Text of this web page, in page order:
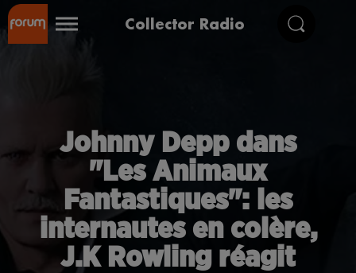
Collector Radio
Johnny Depp dans
"Les Animaux
Fantastiques": les
internautes en colère,
J.K Rowling réagit